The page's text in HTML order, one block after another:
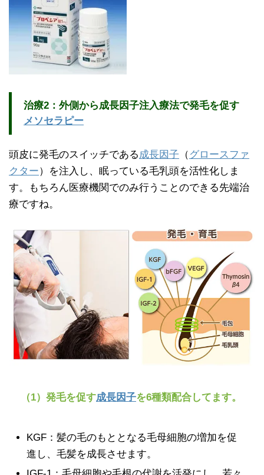
治療2：外側から成長因子注入療法で発毛を促す
メソセラピー
頭皮に発毛のスイッチである成長因子 （ グロースファ
クター）を注入し、眠っている毛乳頭を活性化しま
す。もちろん医療機関でのみ行うことのできる先端治
療ですね。
（1）発毛を促す成長因子を6種類配合してます。
KGF：髪の毛のもととなる毛母細胞の増加を促
進し、毛髪を成長させます。